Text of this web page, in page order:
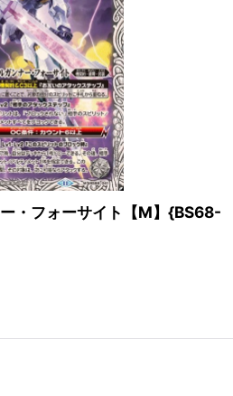
・フォーサイト【M】{BS68-